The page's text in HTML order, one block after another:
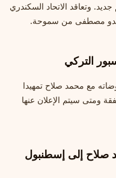
وتعاقد الاتحاد السكندري
ميدو مصطفى من سموحة.
التركي
مع محمد صلاح تمهيدا
ومتى سيتم الإعلان عنها
إلى إسطنبول